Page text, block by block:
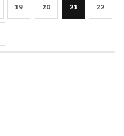
19 20 21 22